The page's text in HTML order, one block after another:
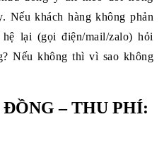
Nếu khách hàng không phản
lại (gọi điện/mail/zalo) hỏi
Nếu không thì vì sao không
– THU PHÍ: